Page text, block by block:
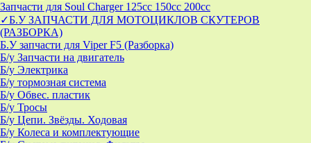
Запчасти для Soul Charger 125сс 150cc 200сс
✓Б.У ЗАПЧАСТИ ДЛЯ МОТОЦИКЛОВ СКУТЕРОВ
(РАЗБОРКА)
Б.У запчасти для Viper F5 (Разборка)
Б/у Запчасти на двигатель
Б/у Электрика
Б/у тормозная система
Б/у Обвес. пластик
Б/у Тросы
Б/у Цепи. Звёзды. Ходовая
Б/у Колеса и комплектующие